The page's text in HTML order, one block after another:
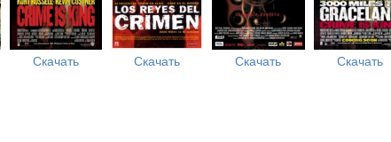
Скачать Скачать Скачать Скачать